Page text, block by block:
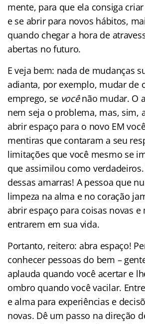
mente, para que ela consiga
e se abrir para novos hábitos,
quando chegar a hora de
abertas no futuro.
E veja bem: nada de mudanças
adianta, por exemplo, mudar de
emprego, se vocênão mudar. O
nem seja o problema, mas, sim,
abrir espaço para o novo EM
mentiras que contaram a seu
limitações que você mesmo se
que assimilou como
dessas amarras! A pessoa que
limpeza na alma e no coração
abrir espaço para coisas novas e
entrarem em sua vida.
Portanto, reitero: abra espaço!
conhecer pessoas do bem –
aplauda quando você acertar e
ombro quando você vacilar.
e alma para experiências e
novas. Dê um passo na direção